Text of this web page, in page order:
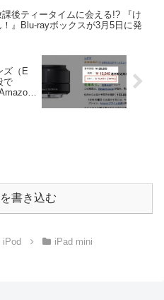
課後ティータイムに会える!? 『け
！』Blu-rayボックスが3月5日に発
ズ（E
で
書き込む
iPod iPad mini